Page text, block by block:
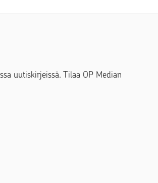
uutiskirjeissä. Tilaa OP Median